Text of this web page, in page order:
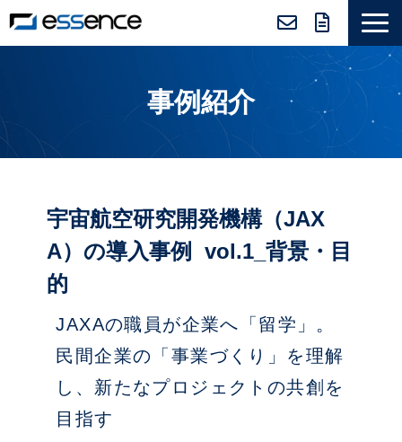
ニュース＆トピックス
会社紹介
セミナー＆コラム
事例紹介
宇宙航空研究開発機構（JAX
A）の導入事例  vol.1_背景・目
的
JAXAの職員が企業へ「留学」。
民間企業の「事業づくり」を理解
し、新たなプロジェクトの共創を
目指す